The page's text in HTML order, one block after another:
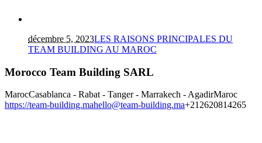
décembre 5, 2023LES RAISONS PRINCIPALES DU
TEAM BUILDING AU MAROC
Morocco Team Building SARL
MarocCasablanca - Rabat - Tanger - Marrakech - AgadirMaroc
https://team-building.mahello@team-building.ma+212620814265